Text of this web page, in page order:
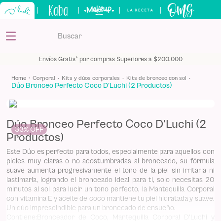
Envíos Gratis* por compras Superiores a $200.000
corporal kits y dúos corporales kits de bronceo con sol
Dúo Bronceo Perfecto Coco D'Luchi (2 Productos)
33%
Dúo Bronceo Perfecto Coco D'Luchi (2
Productos)
Este Dúo es perfecto para todos, especialmente para aquellos con
pieles muy claras o no acostumbradas al bronceado, su fórmula
suave aumenta progresivamente el tono de la piel sin irritarla ni
lastimarla, logrando el bronceado ideal para ti, solo necesitas 20
minutos al sol para lucir un tono perfecto, la Mantequilla Corporal
con vitamina E y aceite de coco mantiene tu piel hidratada y suave.
Un dúo imprescindible para un bronceado de ensueño.
Contiene:Bronceador de Coco, Mantequilla Corporal D'Luchi y
TÉRMINOS MÁS BUSCADOS
2.
shampoo
3.
4.
keratina
5. tónico